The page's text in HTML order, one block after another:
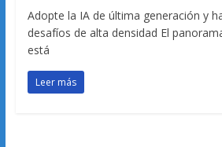
Adopte la IA de última generación y
desafíos de alta densidad El
está
Leer más